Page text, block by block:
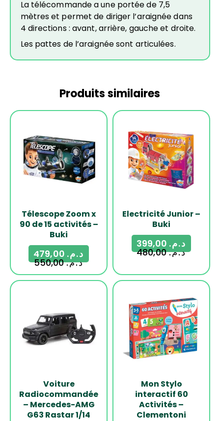
La télécommande a une portée de 7,5
mètres et permet de diriger l’araignée dans
4 directions : avant, arrière, gauche et droite.
Les pattes de l’araignée sont articulées.
Produits similaires
Télescope Zoom x
90 de 15 activités –
Buki
د.م.550,00
د.م.
-17%
Electricité Junior –
Buki
د.م.480,00
د.م.
Voiture
Radiocommandée
– Mercedes-AMG
G63 Rastar 1/14
Mon Stylo
interactif 60
Activités –
Clementoni